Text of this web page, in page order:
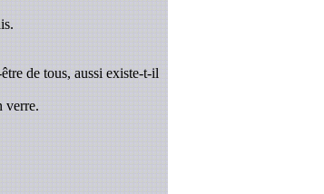
de tous, aussi existe-t-il
verre.